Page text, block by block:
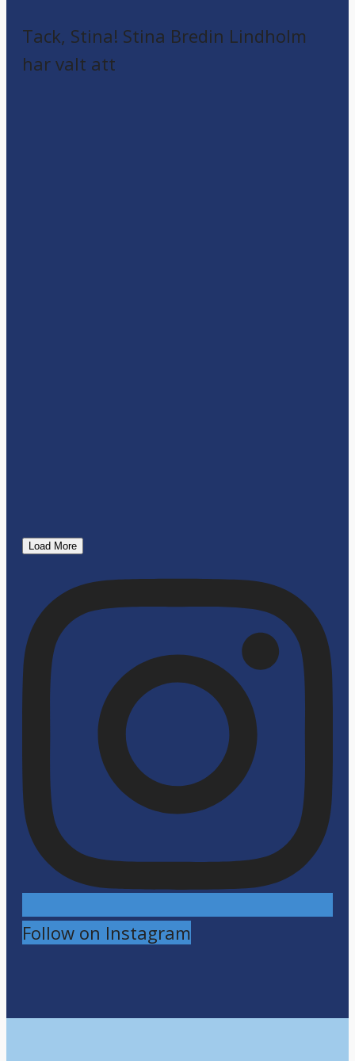
Tack, Stina! Stina Bredin Lindholm
har valt att
Load More
Follow on Instagram